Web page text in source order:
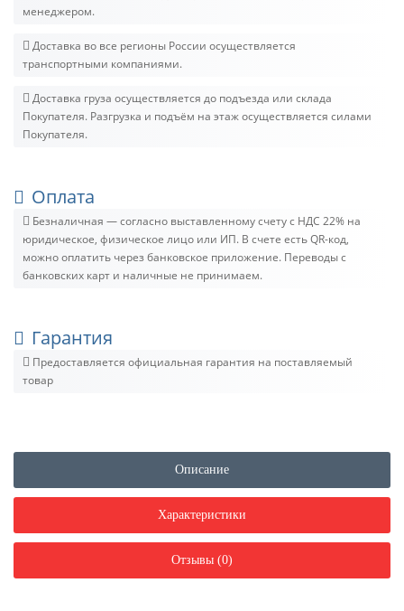
менеджером.
Доставка во все регионы России осуществляется
транспортными компаниями.
Доставка груза осуществляется до подъезда или склада
Покупателя. Разгрузка и подъём на этаж осуществляется силами
Покупателя.
Оплата
Безналичная — согласно выставленному счету c НДС 22% на
юридическое, физическое лицо или ИП. В счете есть QR-код,
можно оплатить через банковское приложение. Переводы с
банковских карт и наличные не принимаем.
Гарантия
Предоставляется официальная гарантия на поставляемый
товар
Описание
Характеристики
Отзывы (0)